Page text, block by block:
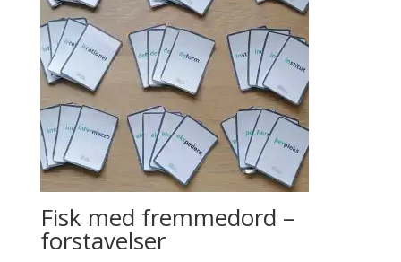
Fisk med fremmedord –
forstavelser